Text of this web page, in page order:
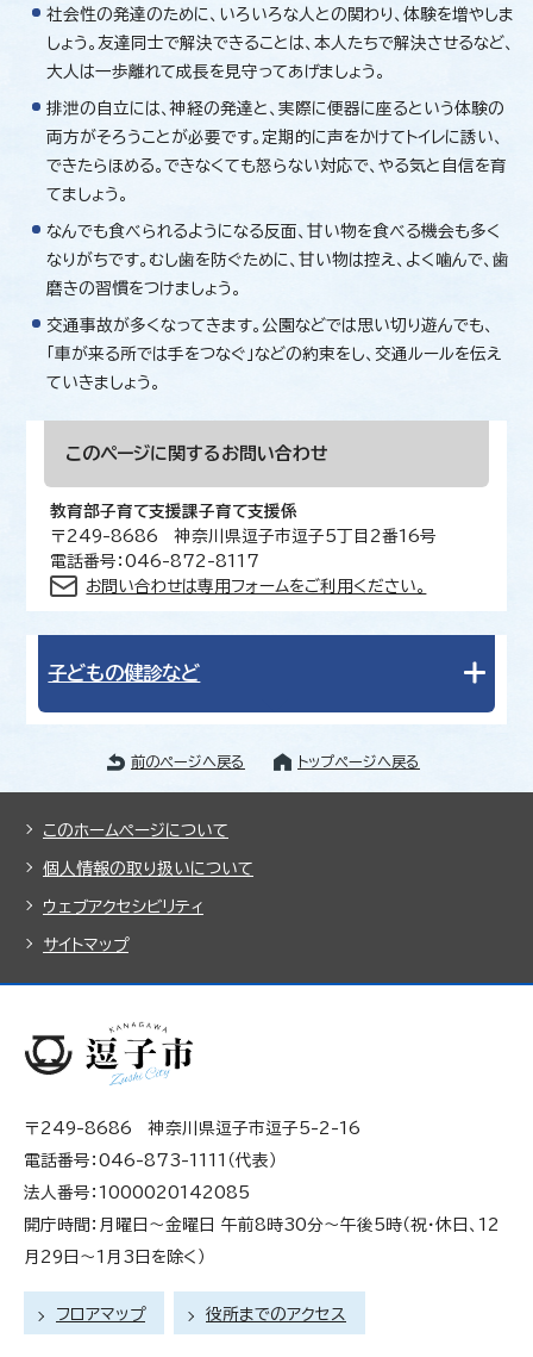
社会性の発達のために、いろいろな人との関わり、体験を増やしま
しょう。友達同士で解決できることは、本人たちで解決させるなど、
大人は一歩離れて成長を見守ってあげましょう。
排泄の自立には、神経の発達と、実際に便器に座るという体験の
両方がそろうことが必要です。定期的に声をかけてトイレに誘い、
できたらほめる。できなくても怒らない対応で、やる気と自信を育
てましょう。
なんでも食べられるようになる反面、甘い物を食べる機会も多く
なりがちです。むし歯を防ぐために、甘い物は控え、よく噛んで、歯
磨きの習慣をつけましょう。
交通事故が多くなってきます。公園などでは思い切り遊んでも、
「車が来る所では手をつなぐ」などの約束をし、交通ルールを伝え
ていきましょう。
このページに関する お問い合わせ
教育部子育て支援課子育て支援係
〒249-8686 神奈川県逗子市逗子5丁目2番16号
電話番号：046-872-8117
お問い合わせは専用フォームをご利用ください。
子どもの健診など
前のページへ戻る トップページへ戻る
このホームページについて
個人情報の取り扱いについて
ウェブアクセシビリティ
サイトマップ
〒249-8686 神奈川県逗子市逗子5-2-16
電話番号：046-873-1111（代表）
法人番号：1000020142085
開庁時間：月曜日～金曜日 午前8時30分～午後5時（祝・休日、12
月29日～1月3日を除く）
フロアマップ 役所までのアクセス